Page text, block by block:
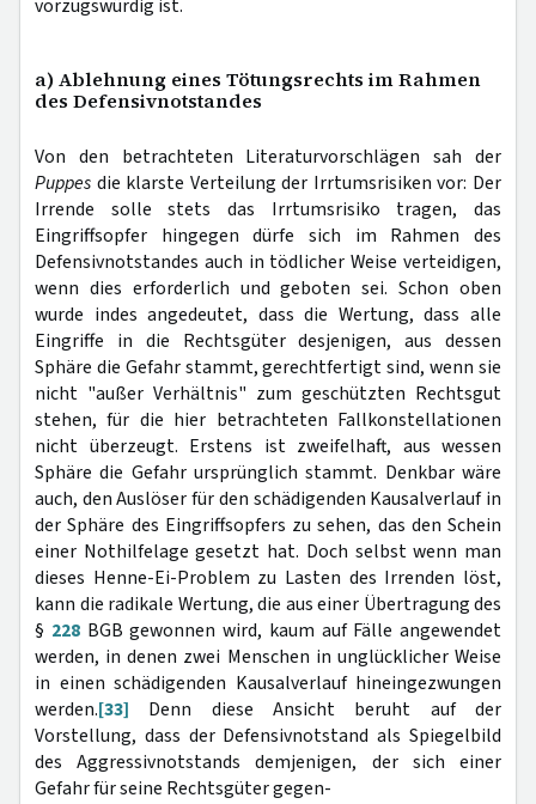
vorzugswürdig ist.
a) Ablehnung eines Tötungsrechts im Rahmen
des Defensivnotstandes
Von den betrachteten Literaturvorschlägen sah der
Puppes die klarste Verteilung der Irrtumsrisiken vor: Der
Irrende solle stets das Irrtumsrisiko tragen, das
Eingriffsopfer hingegen dürfe sich im Rahmen des
Defensivnotstandes auch in tödlicher Weise verteidigen,
wenn dies erforderlich und geboten sei. Schon oben
wurde indes angedeutet, dass die Wertung, dass alle
Eingriffe in die Rechtsgüter desjenigen, aus dessen
Sphäre die Gefahr stammt, gerechtfertigt sind, wenn sie
nicht "außer Verhältnis" zum geschützten Rechtsgut
stehen, für die hier betrachteten Fallkonstellationen
nicht überzeugt. Erstens ist zweifelhaft, aus wessen
Sphäre die Gefahr ursprünglich stammt. Denkbar wäre
auch, den Auslöser für den schädigenden Kausalverlauf in
der Sphäre des Eingriffsopfers zu sehen, das den Schein
einer Nothilfelage gesetzt hat. Doch selbst wenn man
dieses Henne-Ei-Problem zu Lasten des Irrenden löst,
kann die radikale Wertung, die aus einer Übertragung des
§ 228BGB gewonnen wird, kaum auf Fälle angewendet
werden, in denen zwei Menschen in unglücklicher Weise
in einen schädigenden Kausalverlauf hineingezwungen
werden.[33] Denn diese Ansicht beruht auf der
Vorstellung, dass der Defensivnotstand als Spiegelbild
des Aggressivnotstands demjenigen, der sich einer
Gefahr für seine Rechtsgüter gegen-